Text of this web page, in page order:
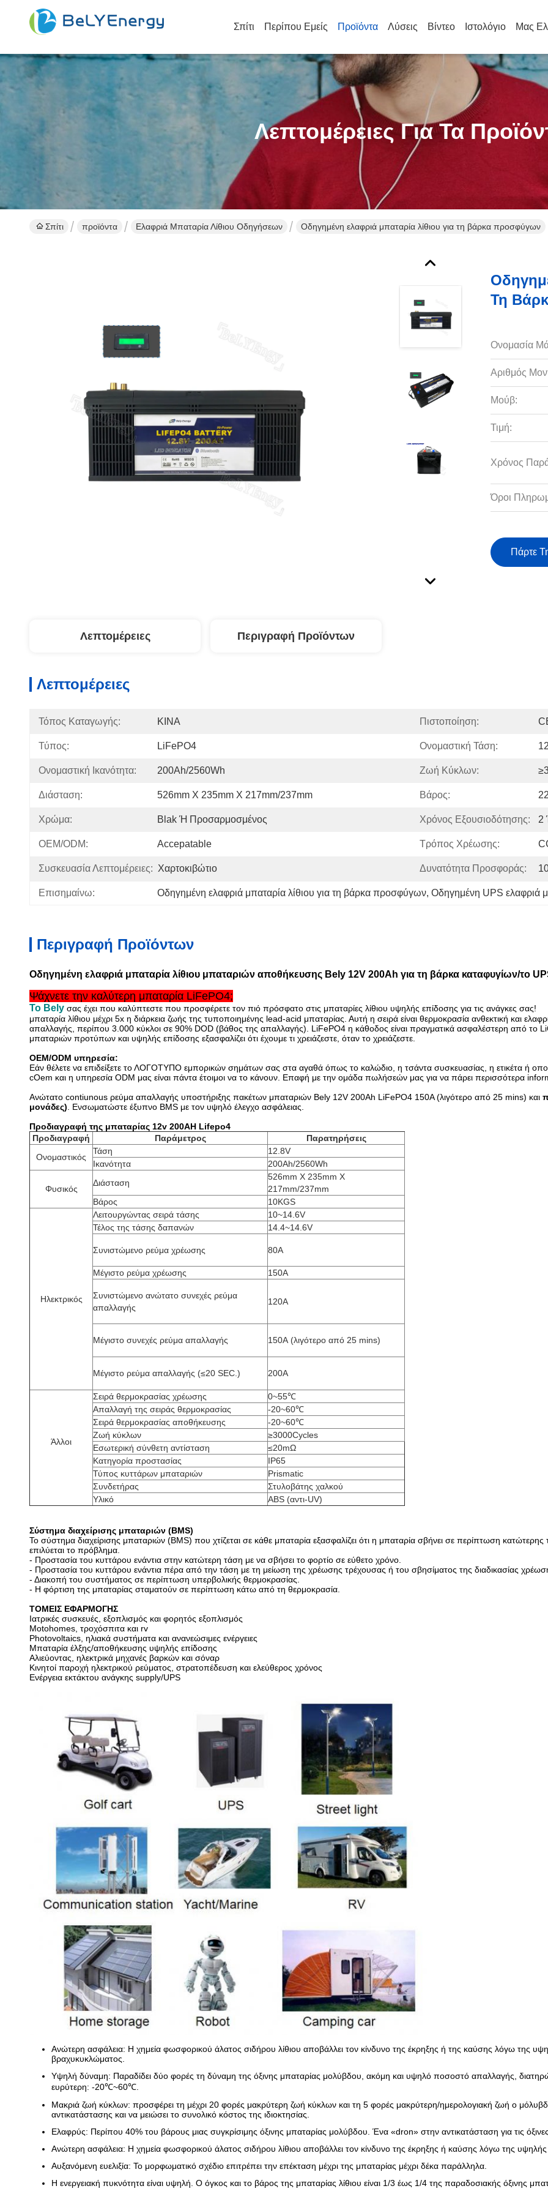
Σπίτι Περίπου Εμείς Προϊόντα Λύσεις Βίντεο Ιστολόγιο Μας
Λεπτομέρειες Για Τα
Σπίτι προϊόντα Ελαφριά Μπαταρία Λίθιου Οδηγήσεων Οδηγημένη ελαφριά μπαταρία λίθιου για τη βάρκα προσφύγων
Τη
Ονομασία
Αριθμός
Μούβ:
Τιμή:
Χρόνος
Όροι
Πάρτε
Λεπτομέρειες Περιγραφή Προϊόντων
Λεπτομέρειες
Τόπος Καταγωγής: ΚΙΝΑ Πιστοποίηση:
Τύπος: LiFePO4 Ονομαστική Τάση:
Ονομαστική Ικανότητα: 200Ah/2560Wh Ζωή Κύκλων:
Διάσταση: 526mm X 235mm Χ 217mm/237mm Βάρος:
Χρώμα: Blak Ή Προσαρμοσμένος Χρόνος Εξουσιοδότησης: 2
OEM/ODM: Accepatable Τρόπος Χρέωσης:
Συσκευασία Λεπτομέρειες: Χαρτοκιβώτιο Δυνατότητα Προσφοράς:
Επισημαίνω: Οδηγημένη ελαφριά μπαταρία λίθιου για τη βάρκα προσφύγων, Οδηγημένη UPS ελαφριά
Περιγραφή Προϊόντων
Οδηγημένη ελαφριά μπαταρία λίθιου μπαταριών αποθήκευσης Bely 12V 200Ah για τη βάρκα καταφυγίων/το
Ψάχνετε την καλύτερη μπαταρία LiFePO4;
Το Bely σας έχει που καλύπτεστε που προσφέρετε τον πιό πρόσφατο στις μπαταρίες λίθιου υψηλής επίδοσης για τις ανάγκες σας!
μπαταρία λίθιου μέχρι 5x η διάρκεια ζωής της τυποποιημένης lead-acid μπαταρίας. Αυτή η σειρά είναι θερμοκρασία ανθεκτική και
απαλλαγής, περίπου 3.000 κύκλοι σε 90% DOD (βάθος της απαλλαγής). LiFePO4 η κάθοδος είναι πραγματικά ασφαλέστερη από το
μπαταριών προτύπων και υψηλής επίδοσης εξασφαλίζει ότι έχουμε τι χρειάζεστε, όταν το χρειάζεστε.
OEM/ODM υπηρεσία:
Εάν θέλετε να επιδείξετε το ΛΟΓΟΤΥΠΟ εμπορικών σημάτων σας στα αγαθά όπως το καλώδιο, η τσάντα συσκευασίας, η ετικέτα ή
cOem και η υπηρεσία ODM μας είναι πάντα έτοιμοι να το κάνουν. Επαφή με την ομάδα πωλήσεών μας για να πάρει περισσότερα
Ανώτατο contiunous ρεύμα απαλλαγής υποστήριξης πακέτων μπαταριών Bely 12V 200Ah LiFePO4 150A (λιγότερο από 25 mins) και
μονάδες) . Ενσωματώστε έξυπνο BMS με τον υψηλό έλεγχο ασφάλειας.
Προδιαγραφή της μπαταρίας 12v 200AH Lifepo4
Προδιαγραφή
Παράμετρος
Παρατηρήσεις
Ονομαστικός
Τάση
12.8V
Ικανότητα
200Ah/2560Wh
Φυσικός
Διάσταση
526mm X 235mm Χ
217mm/237mm
Βάρος
10KGS
Ηλεκτρικός
Λειτουργώντας σειρά τάσης
10~14.6V
Τέλος της τάσης δαπανών
14.4~14.6V
Συνιστώμενο ρεύμα χρέωσης 80A
Μέγιστο ρεύμα χρέωσης 150A
Συνιστώμενο ανώτατο συνεχές ρεύμα
απαλλαγής
120A
Μέγιστο συνεχές ρεύμα απαλλαγής 150A (λιγότερο από 25 mins)
Μέγιστο ρεύμα απαλλαγής (≤20 SEC.) 200A
Άλλοι
Σειρά θερμοκρασίας χρέωσης
0~55℃
Απαλλαγή της σειράς θερμοκρασίας
-20~60℃
Σειρά θερμοκρασίας αποθήκευσης
-20~60℃
Ζωή κύκλων
≥3000Cycles
Εσωτερική σύνθετη αντίσταση
≤20mΩ
Κατηγορία προστασίας
IP65
Τύπος κυττάρων μπαταριών
Prismatic
Συνδετήρας
Στυλοβάτης χαλκού
Υλικό
ABS (αντι-UV)
Σύστημα διαχείρισης μπαταριών (BMS)
Το σύστημα διαχείρισης μπαταριών (BMS) που χτίζεται σε κάθε μπαταρία εξασφαλίζει ότι η μπαταρία σβήνει σε περίπτωση
επιλύεται το πρόβλημα.
- Προστασία του κυττάρου ενάντια στην κατώτερη τάση με να σβήσει το φορτίο σε εύθετο χρόνο.
- Προστασία του κυττάρου ενάντια πέρα από την τάση με τη μείωση της χρέωσης τρέχουσας ή του σβησίματος της διαδικασίας
- Διακοπή του συστήματος σε περίπτωση υπερβολικής θερμοκρασίας.
- Η φόρτιση της μπαταρίας σταματούν σε περίπτωση κάτω από τη θερμοκρασία.
ΤΟΜΕΙΣ ΕΦΑΡΜΟΓΗΣ
Ιατρικές συσκευές, εξοπλισμός και φορητός εξοπλισμός
Motohomes, τροχόσπιτα και rv
Photovoltaics, ηλιακά συστήματα και ανανεώσιμες ενέργειες
Μπαταρία έλξης/αποθήκευσης υψηλής επίδοσης
Αλιεύοντας, ηλεκτρικά μηχανές βαρκών και σόναρ
Κινητοί παροχή ηλεκτρικού ρεύματος, στρατοπέδευση και ελεύθερος χρόνος
Ενέργεια εκτάκτου ανάγκης supply/UPS
Ανώτερη ασφάλεια: Η χημεία φωσφορικού άλατος σιδήρου λίθιου αποβάλλει τον κίνδυνο της έκρηξης ή της καύσης λόγω της
βραχυκυκλώματος.
Υψηλή δύναμη: Παραδίδει δύο φορές τη δύναμη της όξινης μπαταρίας μολύβδου, ακόμη και υψηλό ποσοστό απαλλαγής,
ευρύτερη: -20℃~60℃.
Μακριά ζωή κύκλων: προσφέρει τη μέχρι 20 φορές μακρύτερη ζωή κύκλων και τη 5 φορές μακρύτερη/ημερολογιακή ζωή ο
αντικατάστασης και να μειώσει το συνολικό κόστος της ιδιοκτησίας.
Ελαφρύς: Περίπου 40% του βάρους μιας συγκρίσιμης όξινης μπαταρίας μολύβδου. Ένα «dron» στην αντικατάσταση για τις
Ανώτερη ασφάλεια: Η χημεία φωσφορικού άλατος σιδήρου λίθιου αποβάλλει τον κίνδυνο της έκρηξης ή καύσης λόγω της
Αυξανόμενη ευελιξία: Το μορφωματικό σχέδιο επιτρέπει την επέκταση μέχρι της μπαταρίας μέχρι δέκα παράλληλα.
Η ενεργειακή πυκνότητα είναι υψηλή. Ο όγκος και το βάρος της μπαταρίας λίθιου είναι 1/3 έως 1/4 της παραδοσιακής όξινης